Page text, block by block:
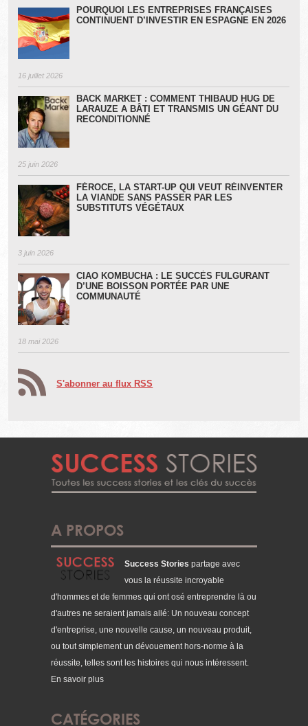
POURQUOI LES ENTREPRISES FRANÇAISES
CONTINUENT D’INVESTIR EN ESPAGNE EN 2026
16 juillet 2026
BACK MARKET : COMMENT THIBAUD HUG DE
LARAUZE A BÂTI ET TRANSMIS UN GÉANT DU
RECONDITIONNÉ
25 juin 2026
FÉROCE, LA START-UP QUI VEUT RÉINVENTER
LA VIANDE SANS PASSER PAR LES
SUBSTITUTS VÉGÉTAUX
3 juin 2026
CIAO KOMBUCHA : LE SUCCÈS FULGURANT
D’UNE BOISSON PORTÉE PAR UNE
COMMUNAUTÉ
18 mai 2026
S'abonner au flux RSS
A PROPOS
Success Stories partage avec
vous la réussite incroyable
d'hommes et de femmes qui ont osé entreprendre là ou
d'autres ne seraient jamais allé: Un nouveau concept
d'entreprise, une nouvelle cause, un nouveau produit,
ou tout simplement un dévouement hors-norme à la
réussite, telles sont les histoires qui nous intéressent.
En savoir plus
CATÉGORIES